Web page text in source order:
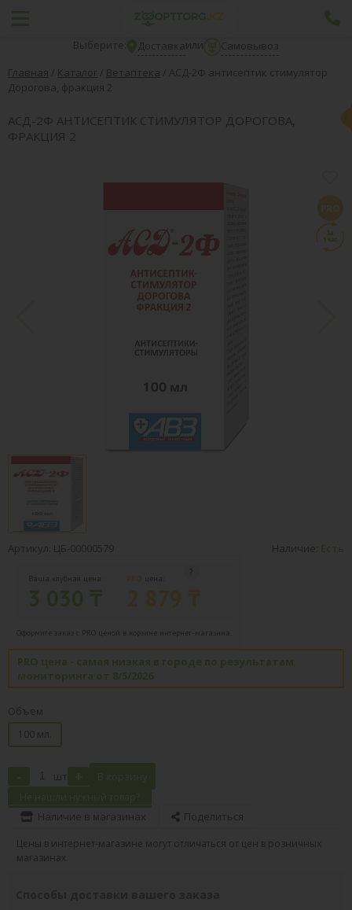
Выберите: Доставкаили
Самовывоз
Главная / Каталог / Ветаптека / АСД-2Ф антисептик стимулятор
Дорогова, фракция 2
АСД-2Ф АНТИСЕПТИК СТИМУЛЯТОР ДОРОГОВА,
ФРАКЦИЯ 2
Артикул: ЦБ-00000579 Наличие: Есть
Ваша клубная цена: PRO цена:
2 879 ₸
Оформите заказ с PRO ценой в корзине интернет-магазина.
PRO цена - самая низкая в городе по результатам
мониторинга от 8/5/2026
Объем
100 мл.
- шт + В корзину
Не нашли нужный товар?
Наличие в магазинах Поделиться
Цены в интернет-магазине могут отличаться от цен в розничных
магазинах.